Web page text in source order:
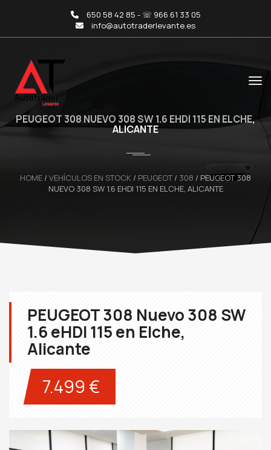
650 58 42 85 - ☏ 966 61 33 05
info@autotraderlevante.es
PEUGEOT 308 NUEVO 308 SW 1.6 EHDI 115 EN ELCHE,
ALICANTE
HOME / VEHÍCULOS EN STOCK / PEUGEOT / 308 / PEUGEOT 308
NUEVO 308 SW 1.6 EHDI 115 EN ELCHE, ALICANTE
PEUGEOT 308 Nuevo 308 SW
1.6 eHDI 115 en Elche,
Alicante
7.499 €